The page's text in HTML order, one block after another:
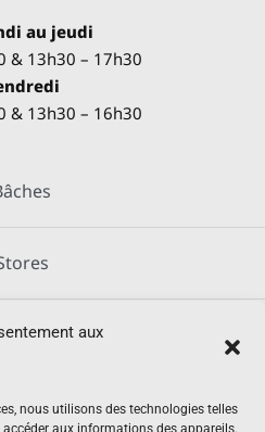
aux
nous utilisons des technologies telles
aux informations des appareils.
au jeudi
& 13h30 – 17h30
& 13h30 – 16h30
agricoles